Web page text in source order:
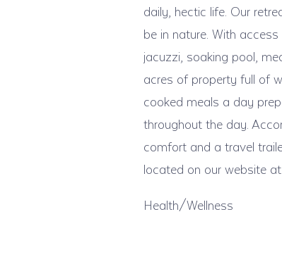
daily, hectic life. Our
be in nature. With
jacuzzi, soaking pool,
acres of property full of
cooked meals a day
throughout the day.
comfort and a travel
located on our website
Health/Wellness